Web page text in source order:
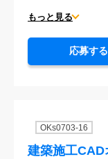
車通勤可能
もっと見る
応募する
OKs0703-16
建築施工